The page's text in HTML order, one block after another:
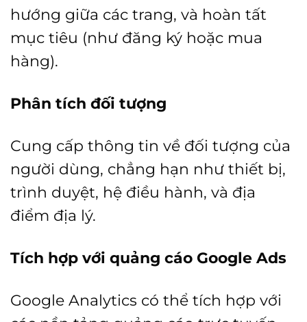
hướng giữa các trang, và hoàn tất
mục tiêu (như đăng ký hoặc mua
hàng).
Phân tích đối tượng
Cung cấp thông tin về đối tượng của
người dùng, chẳng hạn như thiết bị,
trình duyệt, hệ điều hành, và địa
điểm địa lý.
Tích hợp với quảng cáo Google Ads
Google Analytics có thể tích hợp với